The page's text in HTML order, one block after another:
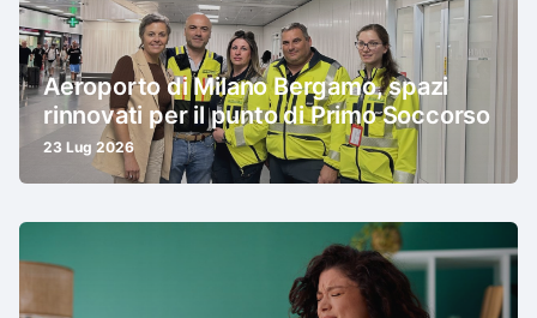
Aeroporto di Milano Bergamo, spazi
rinnovati per il punto di Primo Soccorso
23 Lug 2026